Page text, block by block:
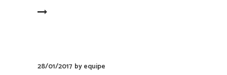
28/01/2017 byequipe